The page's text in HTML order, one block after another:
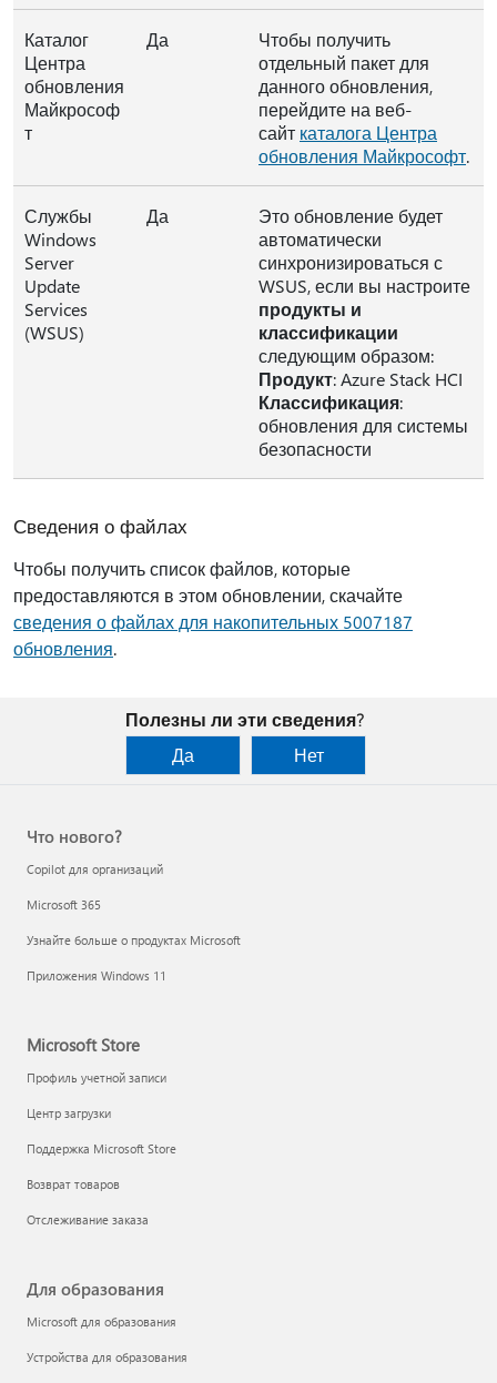
Каталог
Центра
обновления
Майкрософ
т
Да
Чтобы получить
отдельный пакет для
данного обновления,
перейдите на веб-
сайт каталога Центра
обновления Майкрософт.
Службы
Windows
Server
Update
Services
(WSUS)
Да
Это обновление будет
автоматически
синхронизироваться с
WSUS, если вы настроите
продукты и
классификации
следующим образом:
Продукт: Azure Stack HCI
Классификация:
обновления для системы
безопасности
Сведения о файлах
Чтобы получить список файлов, которые
предоставляются в этом обновлении, скачайте
сведения о файлах для накопительных 5007187
обновления.
Полезны ли эти сведения?
Да
Нет
Что нового?
Copilot для организаций
Microsoft 365
Узнайте больше о продуктах Microsoft
Приложения Windows 11
Microsoft Store
Профиль учетной записи
Центр загрузки
Поддержка Microsoft Store
Возврат товаров
Отслеживание заказа
Для образования
Microsoft для образования
Устройства для образования